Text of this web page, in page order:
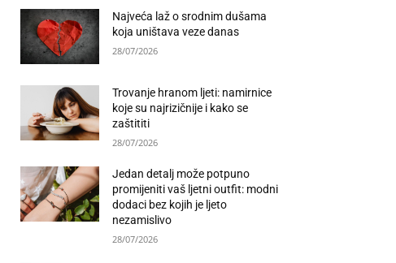
Najveća laž o srodnim dušama
koja uništava veze danas
28/07/2026
Trovanje hranom ljeti: namirnice
koje su najrizičnije i kako se
zaštititi
28/07/2026
Jedan detalj može potpuno
promijeniti vaš ljetni outfit: modni
dodaci bez kojih je ljeto
nezamislivo
28/07/2026